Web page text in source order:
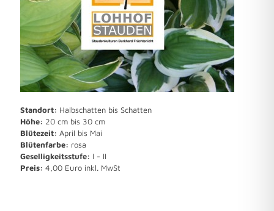
Standort: Halbschatten bis Schatten
Höhe: 20 cm bis 30 cm
Blütezeit: April bis Mai
Blütenfarbe: rosa
Geselligkeitsstufe: I - II
Preis: 4,00 Euro inkl. MwSt